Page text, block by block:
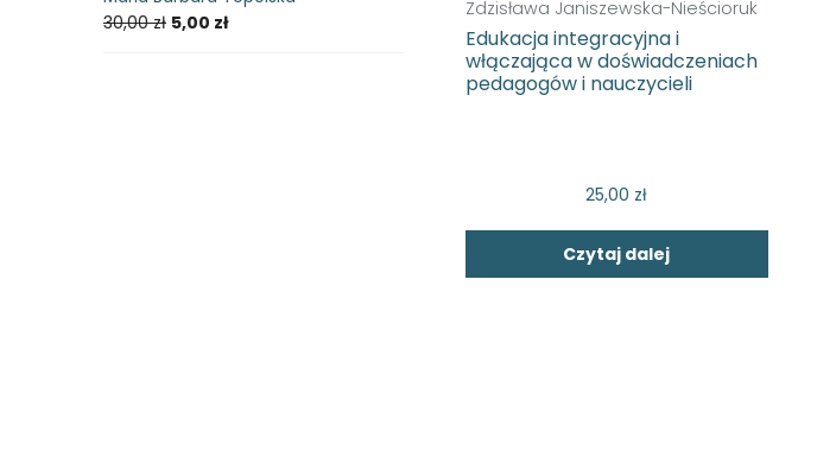
Zdzisława Janiszewska-Nieścioruk
Edukacja integracyjna i
włączająca w doświadczeniach
pedagogów i nauczycieli
25,00 zł
Czytaj dalej
30,00zł 5,00 zł